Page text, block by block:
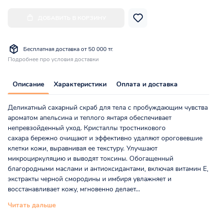
Бесплатная доставка от 50 000 тг.
Подробнее про условия доставки
Описание Характеристики Оплата и доставка
Деликатный сахарный скраб для тела с пробуждающим чувства
ароматом апельсина и теплого янтаря обеспечивает
непревзойденный уход. Кристаллы тростникового
сахара бережно очищают и эффективно удаляют ороговевшие
клетки кожи, выравнивая ее текстуру. Улучшают
микроциркуляцию и выводят токсины. Обогащенный
благородными маслами и антиоксидантами, включая витамин Е,
экстракты черной смородины и имбиря увлажняет и
восстанавливает кожу, мгновенно делает...
Читать дальше